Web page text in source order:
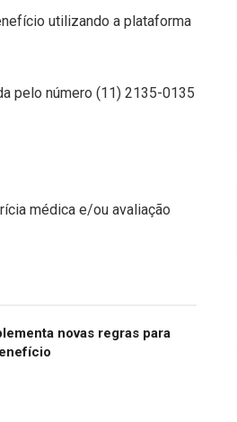
utilizando a plataforma
pelo número (11) 2135-0135
médica e/ou avaliação
novas regras para